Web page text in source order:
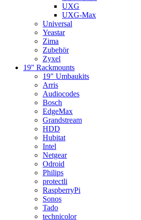
UXG
UXG-Max
Universal
Yeastar
Zima
Zubehör
Zyxel
19" Rackmounts
19" Umbaukits
Arris
Audiocodes
Bosch
EdgeMax
Grandstream
HDD
Hubitat
Intel
Netgear
Odroid
Philips
protectli
RaspberryPi
Sonos
Tado
technicolor